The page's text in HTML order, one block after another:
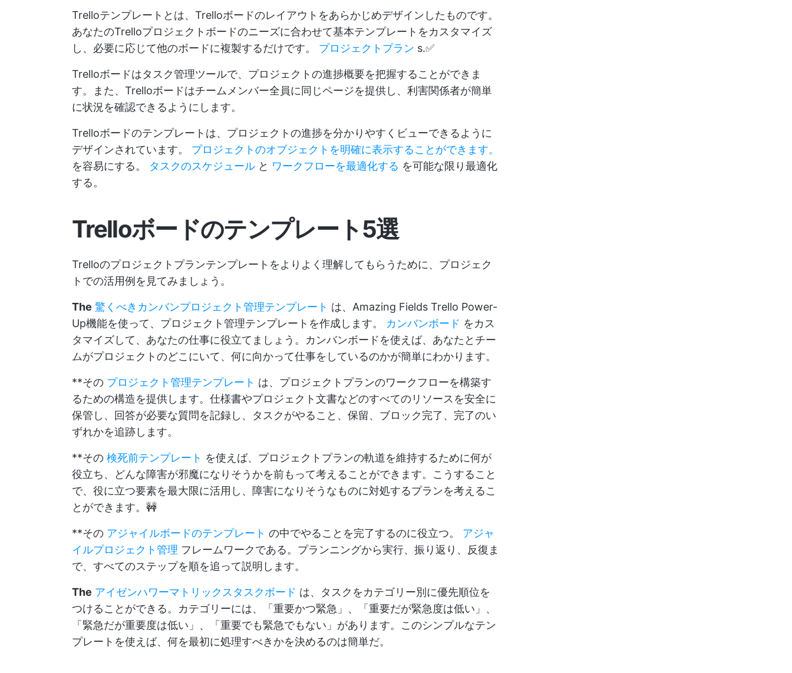
Trelloテンプレートとは、Trelloボードのレイアウトをあらかじめデザインしたものです。
あなたのTrelloプロジェクトボードのニーズに合わせて基本テンプレートをカスタマイズ
し、必要に応じて他のボードに複製するだけです。 プロジェクトプラン s.✅
Trelloボードはタスク管理ツールで、プロジェクトの進捗概要を把握することができま
す。また、Trelloボードはチームメンバー全員に同じページを提供し、利害関係者が簡単
に状況を確認できるようにします。
Trelloボードのテンプレートは、プロジェクトの進捗を分かりやすくビューできるように
デザインされています。 プロジェクトのオブジェクトを明確に表示することができます。
を容易にする。 タスクのスケジュール と ワークフローを最適化する を可能な限り最適化
する。
Trelloボードのテンプレート5選
Trelloのプロジェクトプランテンプレートをよりよく理解してもらうために、プロジェク
トでの活用例を見てみましょう。
The 驚くべきカンバンプロジェクト管理テンプレート は、Amazing Fields Trello Power-
Up機能を使って、プロジェクト管理テンプレートを作成します。 カンバンボード をカス
タマイズして、あなたの仕事に役立てましょう。カンバンボードを使えば、あなたとチー
ムがプロジェクトのどこにいて、何に向かって仕事をしているのかが簡単にわかります。
**その プロジェクト管理テンプレート は、プロジェクトプランのワークフローを構築す
るための構造を提供します。仕様書やプロジェクト文書などのすべてのリソースを安全に
保管し、回答が必要な質問を記録し、タスクがやること、保留、ブロック完了、完了のい
ずれかを追跡します。
**その 検死前テンプレート を使えば、プロジェクトプランの軌道を維持するために何が
役立ち、どんな障害が邪魔になりそうかを前もって考えることができます。こうすること
で、役に立つ要素を最大限に活用し、障害になりそうなものに対処するプランを考えるこ
とができます。🚧
**その アジャイルボードのテンプレート の中でやることを完了するのに役立つ。 アジャ
イルプロジェクト管理 フレームワークである。プランニングから実行、振り返り、反復ま
で、すべてのステップを順を追って説明します。
The アイゼンハワーマトリックスタスクボード は、タスクをカテゴリー別に優先順位を
つけることができる。カテゴリーには、「重要かつ緊急」、「重要だが緊急度は低い」、
「緊急だが重要度は低い」、「重要でも緊急でもない」があります。このシンプルなテン
プレートを使えば、何を最初に処理すべきかを決めるのは簡単だ。